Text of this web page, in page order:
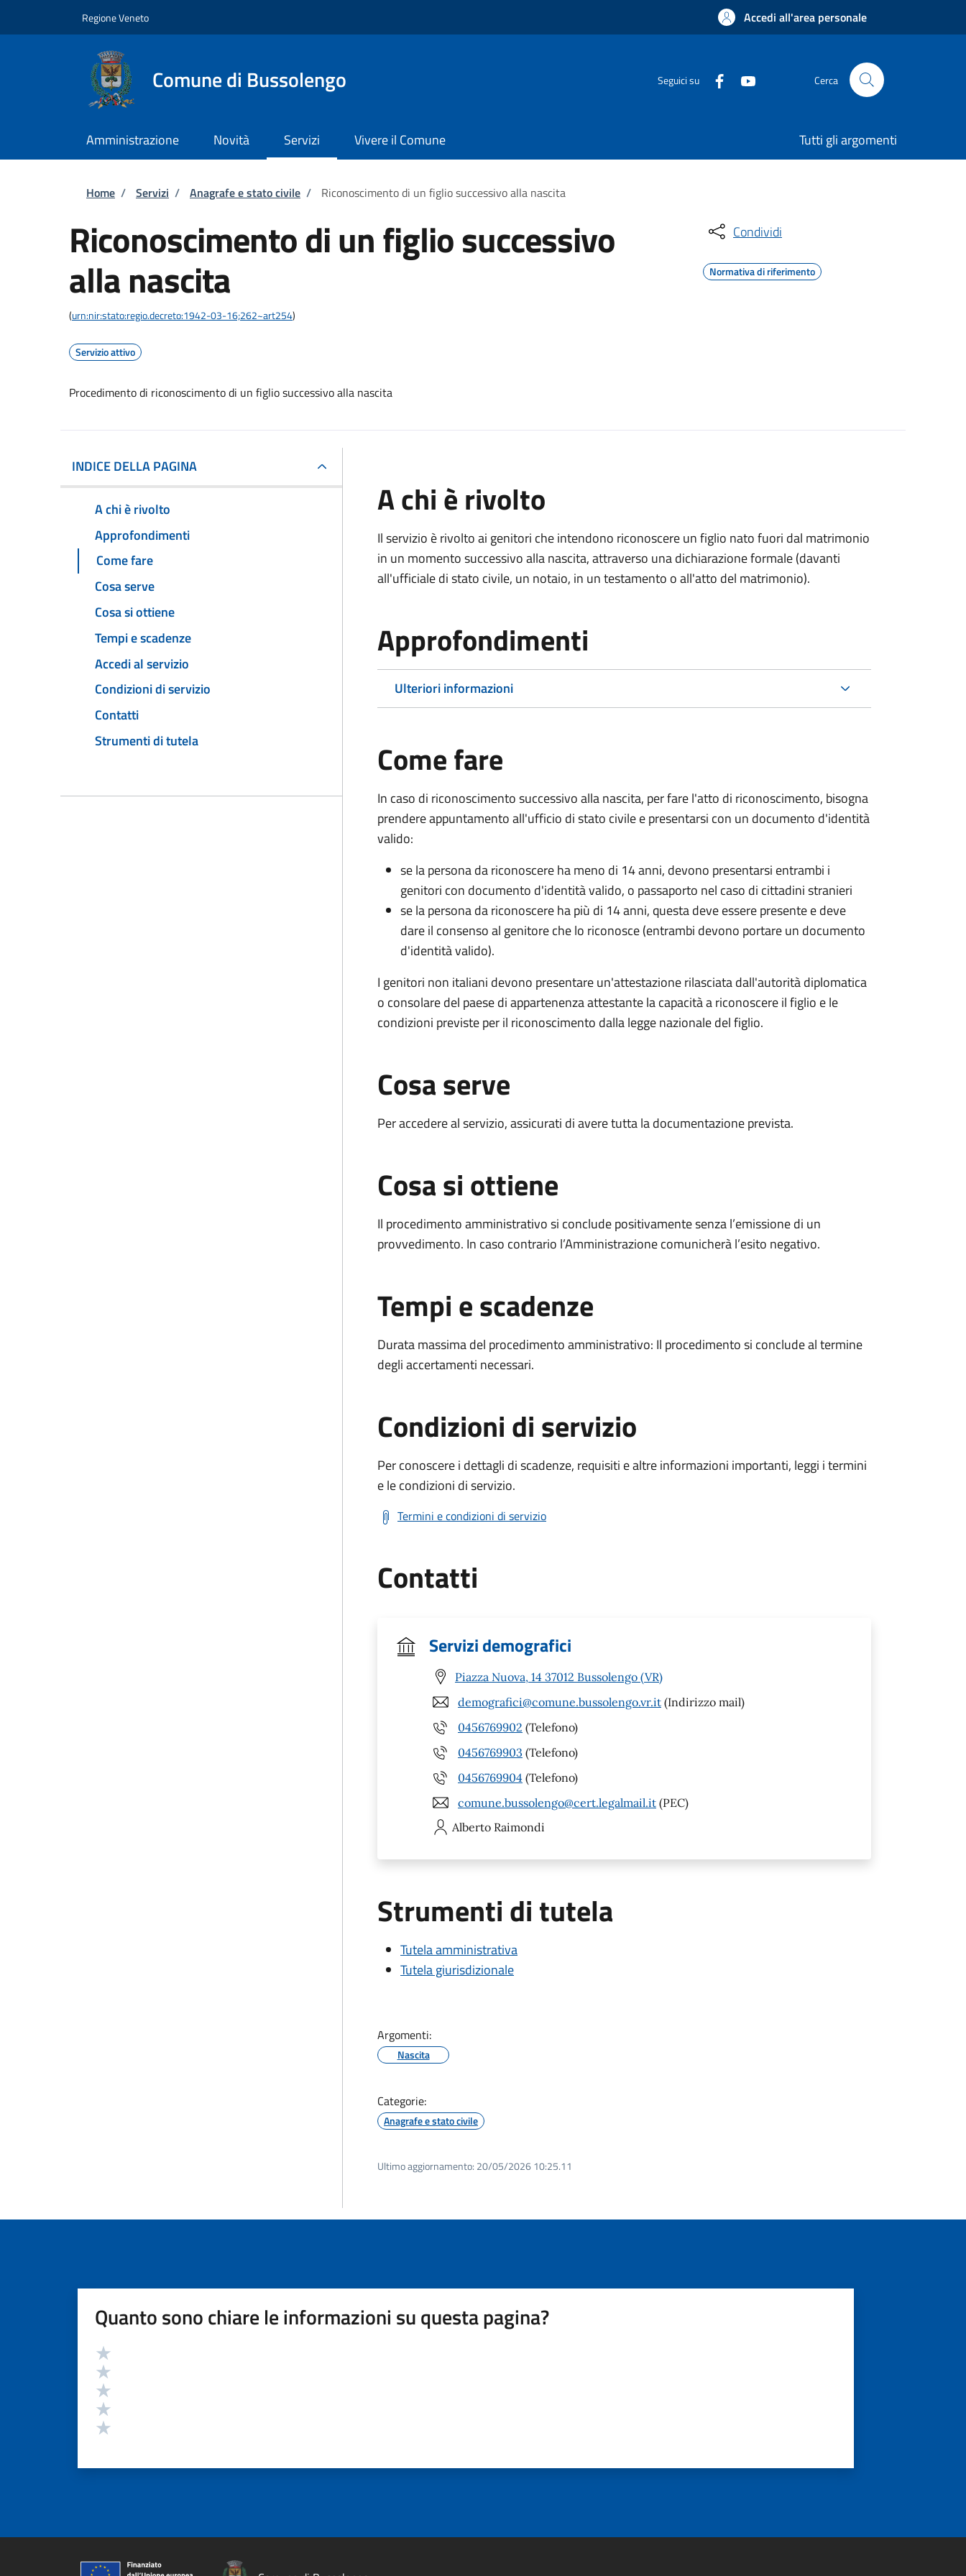
Regione Veneto Accedi all'area personale
Comune di Bussolengo Seguici su Cerca
Amministrazione Novità Servizi Vivere il Comune Tutti gli argomenti
Briciole di pane
Home / Servizi / Anagrafe e stato civile / Riconoscimento di un figlio successivo alla nascita
Riconoscimento di un figlio successivo
alla nascita
(urn:nir:stato:regio.decreto:1942-03-16;262~art254)
Servizio attivo
Procedimento di riconoscimento di un figlio successivo alla nascita
Condividi
Normativa di riferimento
INDICE DELLA PAGINA
A chi è rivolto
Approfondimenti
Come fare
Cosa serve
Cosa si ottiene
Tempi e scadenze
Accedi al servizio
Condizioni di servizio
Contatti
Strumenti di tutela
A chi è rivolto
Il servizio è rivolto ai genitori che intendono riconoscere un figlio nato fuori dal matrimonio
in un momento successivo alla nascita, attraverso una dichiarazione formale (davanti
all'ufficiale di stato civile, un notaio, in un testamento o all'atto del matrimonio).
Approfondimenti
Ulteriori informazioni
Come fare
In caso di riconoscimento successivo alla nascita, per fare l'atto di riconoscimento, bisogna
prendere appuntamento all'ufficio di stato civile e presentarsi con un documento d'identità
valido:
se la persona da riconoscere ha meno di 14 anni, devono presentarsi entrambi i
genitori con documento d'identità valido, o passaporto nel caso di cittadini stranieri
se la persona da riconoscere ha più di 14 anni, questa deve essere presente e deve
dare il consenso al genitore che lo riconosce (entrambi devono portare un documento
d'identità valido).
I genitori non italiani devono presentare un'attestazione rilasciata dall'autorità diplomatica
o consolare del paese di appartenenza attestante la capacità a riconoscere il figlio e le
condizioni previste per il riconoscimento dalla legge nazionale del figlio.
Cosa serve
Per accedere al servizio, assicurati di avere tutta la documentazione prevista.
Cosa si ottiene
Il procedimento amministrativo si conclude positivamente senza l’emissione di un
provvedimento. In caso contrario l’Amministrazione comunicherà l’esito negativo.
Tempi e scadenze
Durata massima del procedimento amministrativo: Il procedimento si conclude al termine
degli accertamenti necessari.
Condizioni di servizio
Per conoscere i dettagli di scadenze, requisiti e altre informazioni importanti, leggi i termini
e le condizioni di servizio.
Termini e condizioni di servizio
Contatti
Servizi demografici
Piazza Nuova, 14 37012 Bussolengo (VR)
demografici@comune.bussolengo.vr.it (Indirizzo mail)
0456769902 (Telefono)
0456769903 (Telefono)
0456769904 (Telefono)
comune.bussolengo@cert.legalmail.it (PEC)
Alberto Raimondi
Strumenti di tutela
Tutela amministrativa
Tutela giurisdizionale
Argomenti:
Nascita
Categorie:
Anagrafe e stato civile
Ultimo aggiornamento: 20/05/2026 10:25.11
Quanto sono chiare le informazioni su questa pagina?
Valutazione